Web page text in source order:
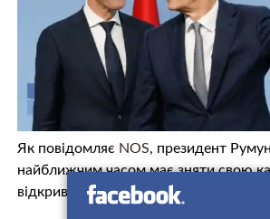
Як повідомляє NOS, президент
найближчим часом має зняти свою
відкривши шлях Рютте.